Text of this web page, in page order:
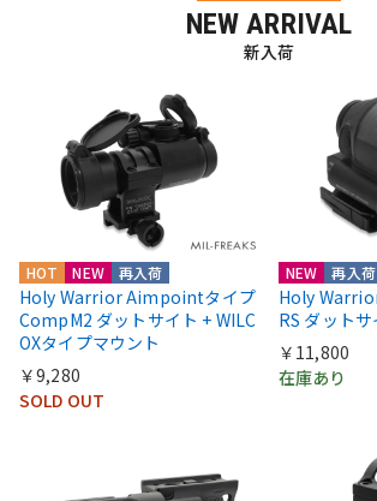
NEW ARRIVAL
新入荷
HOT NEW 再入荷
Holy Warrior Aimpointタイプ
CompM2 ダットサイト + WILC
OXタイプマウント
￥9,280
SOLD OUT
NEW 再入荷
Holy
RS ダットサ
￥11,800
在庫あり